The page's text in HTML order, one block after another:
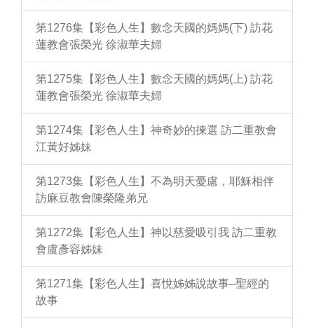
第1276集【彩色人生】數念天國的媽媽(下) 訪花
蓮教會張榮光 徐淑華夫婦
第1275集【彩色人生】數念天國的媽媽(上) 訪花
蓮教會張榮光 徐淑華夫婦
第1274集【彩色人生】神奇妙的揀選 訪二重教會
江黃好姊妹
第1273集【彩色人生】不為明天憂慮，耶穌相伴
訪麻豆教會陳榮隆弟兄
第1272集【彩色人生】神以慈愛吸引我 訪二重教
會盧彥容姊妹
第1271集【彩色人生】喜悅姊姊說故事–聖經的
故事